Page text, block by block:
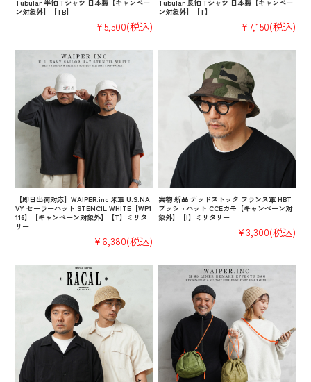
Tubular 半袖 Tシャツ 日本製【キャンペー
ン対象外】【TB】
¥5,500(税込)
Tubular 長袖 Tシャツ 日本製【キャンペー
ン対象外】【T】
¥7,150(税込)
【即日出荷対応】WAIPER.inc 米軍 U.S.NA
VY セーラーハット STENCIL WHITE【WP1
116】【キャンペーン対象外】【T】ミリタ
リー
¥6,380(税込)
実物 新品 デッドストック フランス軍 HBT
ブッシュハット CCEカモ【キャンペーン対
象外】【I】ミリタリー
¥3,300(税込)